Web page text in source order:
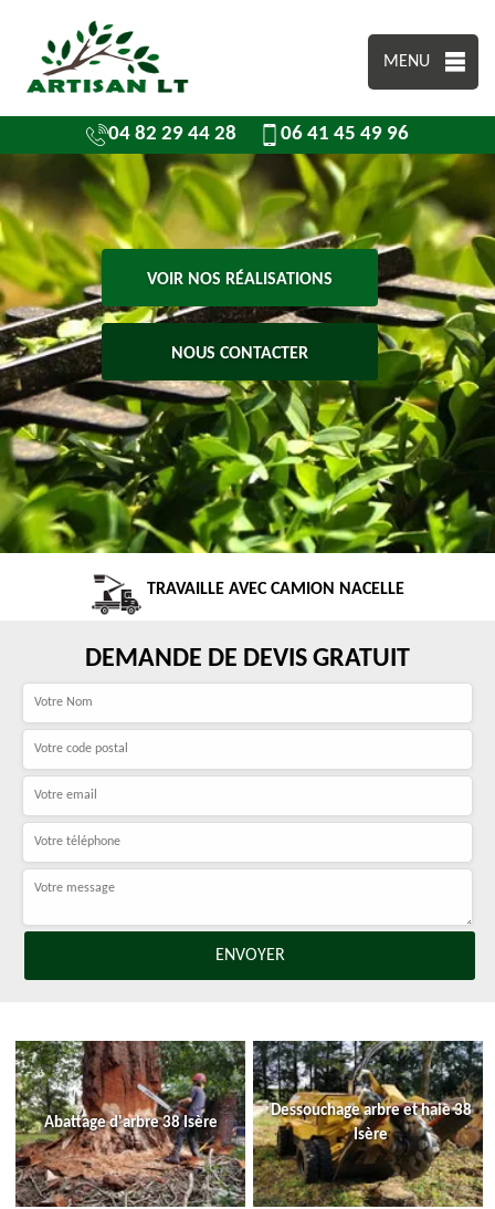
MENU
04 82 29 44 28 06 41 45 49 96
VOIR NOS RÉALISATIONS
NOUS CONTACTER
TRAVAILLE AVEC CAMION NACELLE
DEMANDE DE DEVIS GRATUIT
Abattage d'arbre 38 Isère
Dessouchage arbre et haie 38
Isère